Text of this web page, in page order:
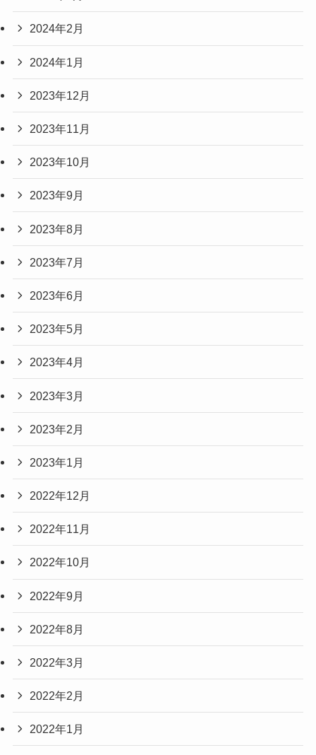
2024年2月
2024年1月
2023年12月
2023年11月
2023年10月
2023年9月
2023年8月
2023年7月
2023年6月
2023年5月
2023年4月
2023年3月
2023年2月
2023年1月
2022年12月
2022年11月
2022年10月
2022年9月
2022年8月
2022年3月
2022年2月
2022年1月